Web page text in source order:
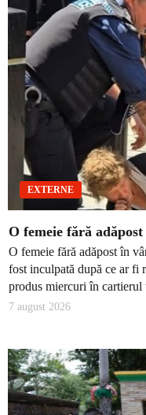
EXTERNE
O femeie fără
O femeie fără adăpost în
fost inculpată după ce ar fi
produs miercuri în cartierul
7 august 2026